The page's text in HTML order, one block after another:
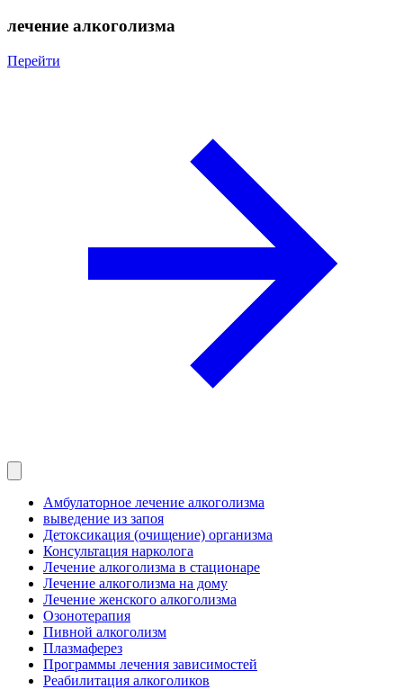
лечение алкоголизма
Перейти
Амбулаторное лечение алкоголизма
выведение из запоя
Детоксикация (очищение) организма
Консультация нарколога
Лечение алкоголизма в стационаре
Лечение алкоголизма на дому
Лечение женского алкоголизма
Озонотерапия
Пивной алкоголизм
Плазмаферез
Программы лечения зависимостей
Реабилитация алкоголиков